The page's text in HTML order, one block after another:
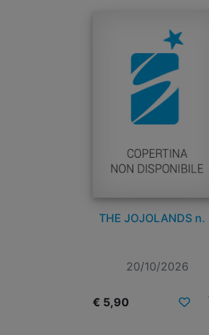
THE JOJOLANDS n.
20/10/2026
€ 5,90